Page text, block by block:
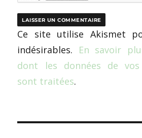
Ce site utilise Akismet
indésirables. En savoir
dont les données de vos
sont traitées.